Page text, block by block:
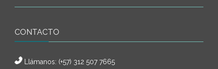
CONTACTO
Llámanos: (+57) 312 507 7665